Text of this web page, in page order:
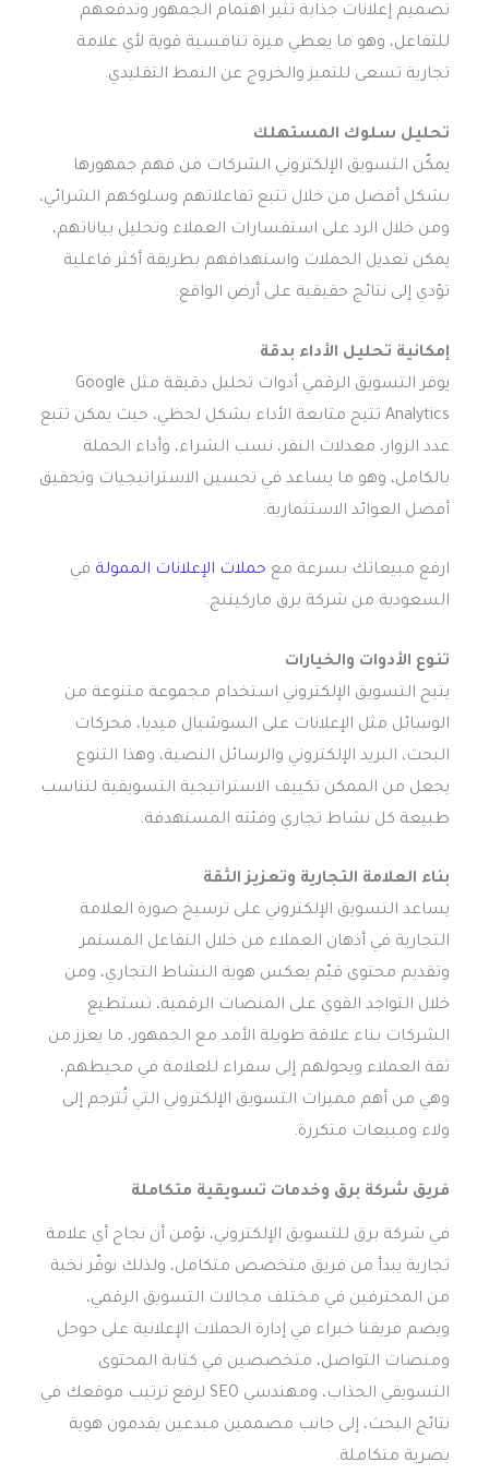
تصميم إعلانات جذابة تثير اهتمام الجمهور وتدفعهم
للتفاعل، وهو ما يعطي ميزة تنافسية قوية لأي علامة
تجارية تسعى للتميز والخروج عن النمط التقليدي.
تحليل سلوك المستهلك
يمكّن التسويق الإلكتروني الشركات من فهم جمهورها
بشكل أفضل من خلال تتبع تفاعلاتهم وسلوكهم الشرائي،
ومن خلال الرد على استفسارات العملاء وتحليل بياناتهم،
يمكن تعديل الحملات واستهدافهم بطريقة أكثر فاعلية
تؤدي إلى نتائج حقيقية على أرض الواقع.
إمكانية تحليل الأداء بدقة
يوفر التسويق الرقمي أدوات تحليل دقيقة مثل Google
Analytics تتيح متابعة الأداء بشكل لحظي، حيث يمكن تتبع
عدد الزوار، معدلات النقر، نسب الشراء، وأداء الحملة
بالكامل، وهو ما يساعد في تحسين الاستراتيجيات وتحقيق
أفضل العوائد الاستثمارية.
ارفع مبيعاتك بسرعة مع حملات الإعلانات الممولة في
السعودية من شركة برق ماركيتنج.
تنوع الأدوات والخيارات
يتيح التسويق الإلكتروني استخدام مجموعة متنوعة من
الوسائل مثل الإعلانات على السوشيال ميديا، محركات
البحث، البريد الإلكتروني والرسائل النصية، وهذا التنوع
يجعل من الممكن تكييف الاستراتيجية التسويقية لتناسب
طبيعة كل نشاط تجاري وفئته المستهدفة.
بناء العلامة التجارية وتعزيز الثقة
يساعد التسويق الإلكتروني على ترسيخ صورة العلامة
التجارية في أذهان العملاء من خلال التفاعل المستمر
وتقديم محتوى قيّم يعكس هوية النشاط التجاري، ومن
خلال التواجد القوي على المنصات الرقمية، تستطيع
الشركات بناء علاقة طويلة الأمد مع الجمهور، ما يعزز من
ثقة العملاء ويحولهم إلى سفراء للعلامة في محيطهم،
وهي من أهم مميزات التسويق الإلكتروني التي تُترجم إلى
ولاء ومبيعات متكررة.
فريق شركة برق وخدمات تسويقية متكاملة
في شركة برق للتسويق الإلكتروني، نؤمن أن نجاح أي علامة
تجارية يبدأ من فريق متخصص متكامل، ولذلك نوفّر نخبة
من المحترفين في مختلف مجالات التسويق الرقمي،
ويضم فريقنا خبراء في إدارة الحملات الإعلانية على جوجل
ومنصات التواصل، متخصصين في كتابة المحتوى
التسويقي الجذاب، ومهندسي SEO لرفع ترتيب موقعك في
نتائج البحث، إلى جانب مصممين مبدعين يقدمون هوية
بصرية متكاملة.